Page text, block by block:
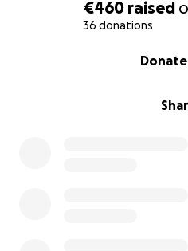
€460 raised
36 donations